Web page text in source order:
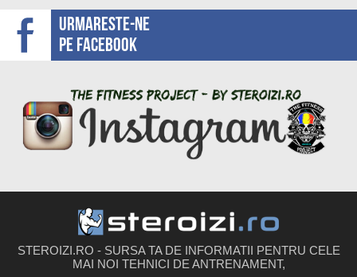
Urmareste-ne
pe facebook
STEROIZI.RO - SURSA TA DE INFORMATII PENTRU CELE
MAI NOI TEHNICI DE ANTRENAMENT,